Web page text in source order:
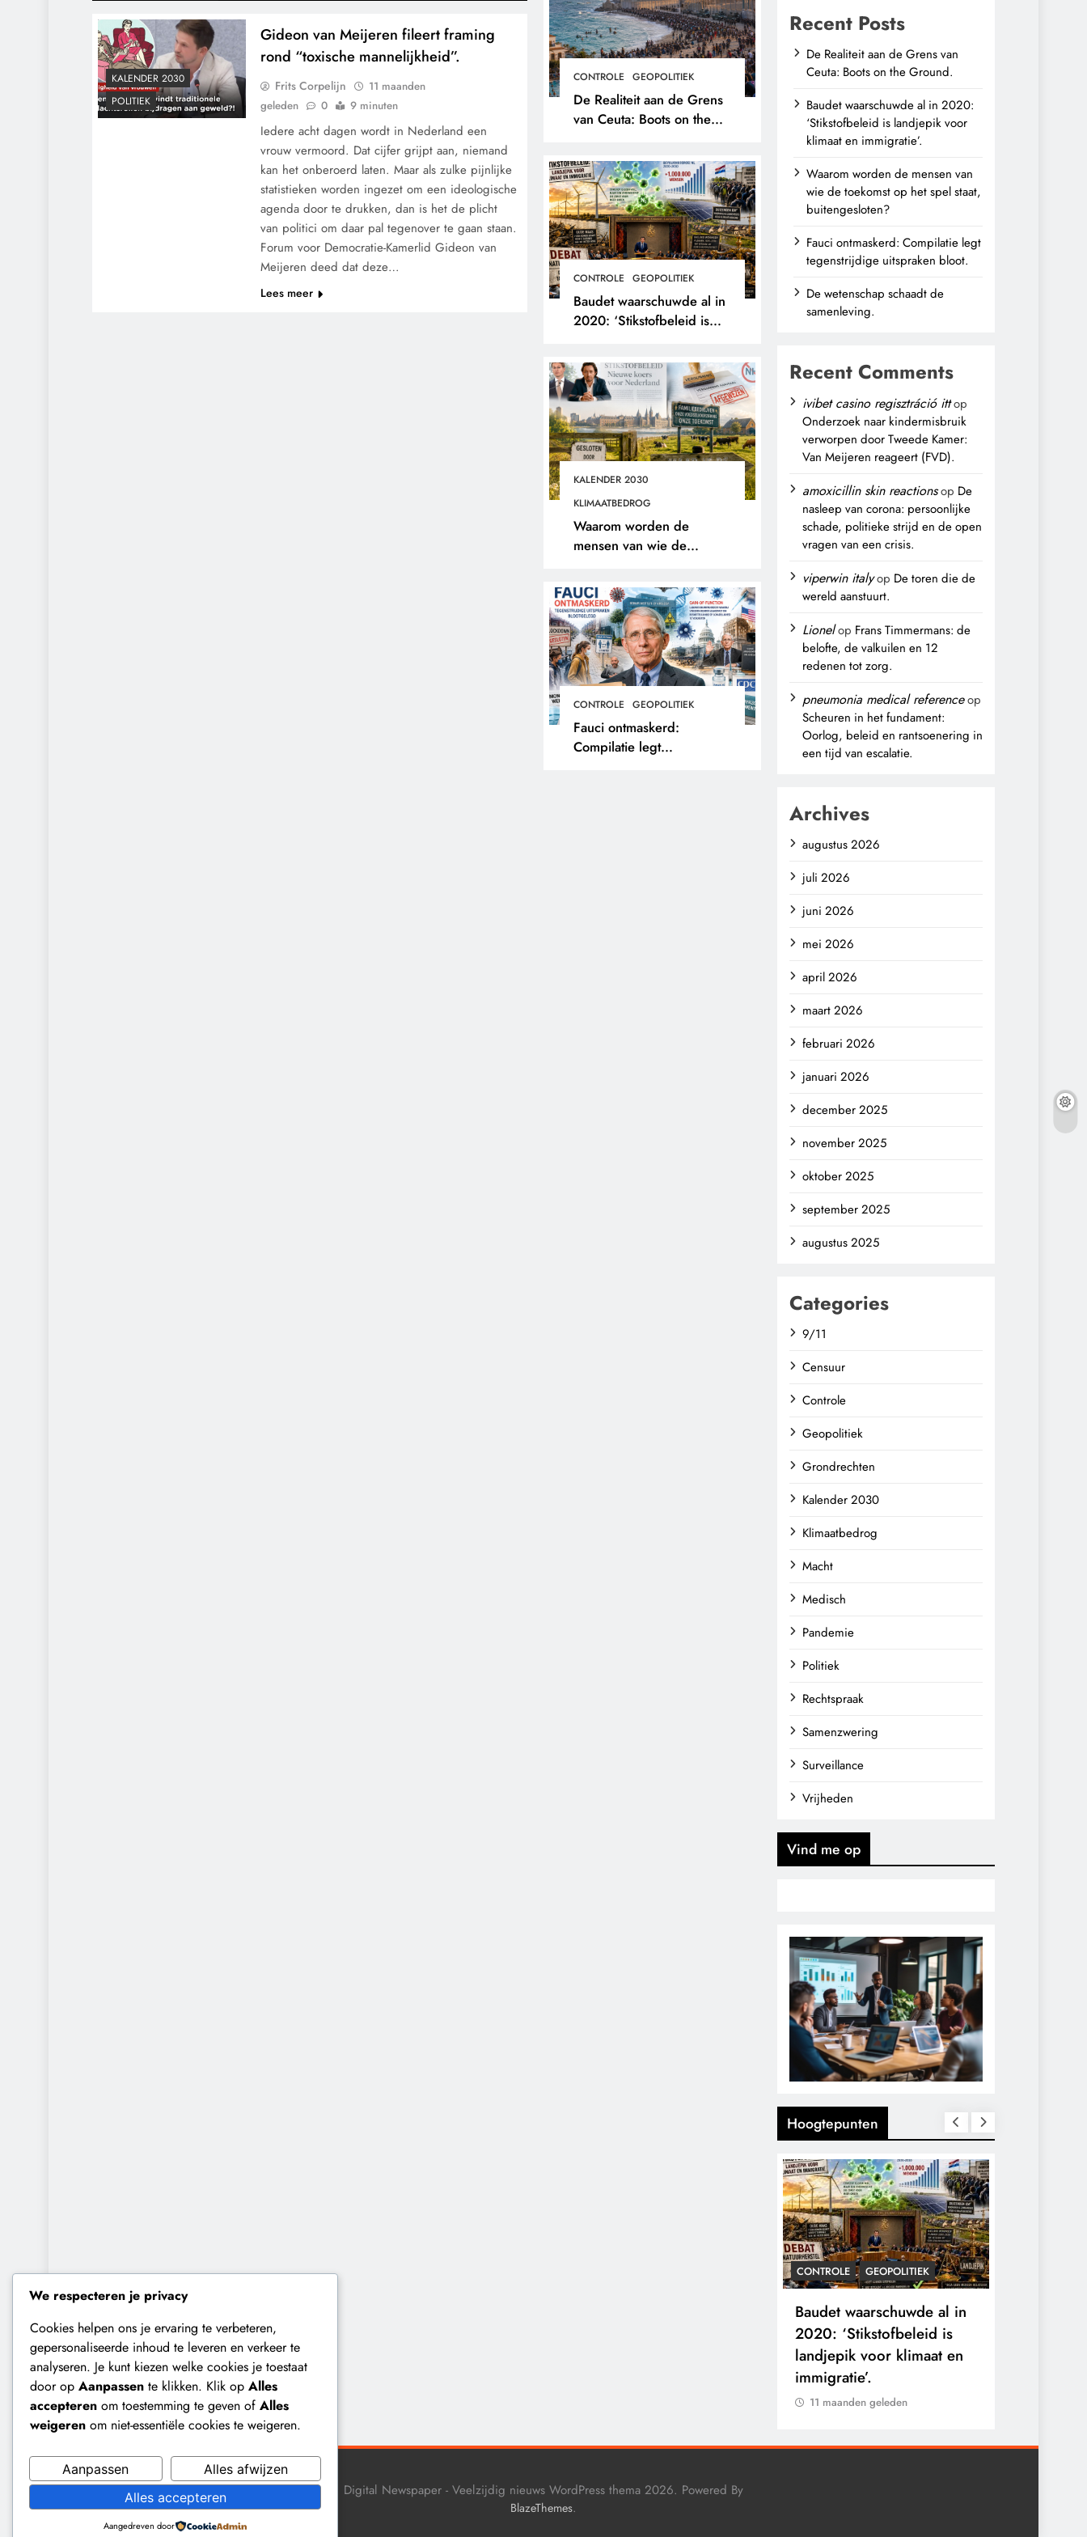
CONTROLE GEOPOLITIEK
De Realiteit aan de Grens
van Ceuta: Boots on the
CONTROLE GEOPOLITIEK
Baudet waarschuwde al in
2020: ‘Stikstofbeleid is
immigratie’.
KALENDER 2030
KLIMAATBEDROG
Waarom worden de
mensen van wie de
buitengesloten?
CONTROLE GEOPOLITIEK
Fauci ontmaskerd:
Compilatie legt
KALENDER 2030
POLITIEK
Gideon van Meijeren fileert framing
rond “toxische mannelijkheid”.
Frits Corpelijn
11 maanden
geleden
0 9 minuten
Iedere acht dagen wordt in Nederland een
vrouw vermoord. Dat cijfer grijpt aan, niemand
kan het onberoerd laten. Maar als zulke pijnlijke
statistieken worden ingezet om een ideologische
agenda door te drukken, dan is het de plicht
van politici om daar pal tegenover te gaan staan.
Forum voor Democratie-Kamerlid Gideon van
Meijeren deed dat deze…
Lees meer
Recent Posts
De Realiteit aan de Grens van
Ceuta: Boots on the Ground.
Baudet waarschuwde al in 2020:
‘Stikstofbeleid is landjepik voor
klimaat en immigratie’.
Waarom worden de mensen van
wie de toekomst op het spel staat,
buitengesloten?
Fauci ontmaskerd: Compilatie legt
tegenstrijdige uitspraken bloot.
De wetenschap schaadt de
samenleving.
Recent Comments
ivibet casino regisztráció ittop
Onderzoek naar kindermisbruik
verworpen door Tweede Kamer:
Van Meijeren reageert (FVD).
amoxicillin skin reactionsop De
nasleep van corona: persoonlijke
schade, politieke strijd en de open
vragen van een crisis.
viperwin italyop De toren die de
wereld aanstuurt.
Lionelop Frans Timmermans: de
belofte, de valkuilen en 12
redenen tot zorg.
pneumonia medical referenceop
Scheuren in het fundament:
Oorlog, beleid en rantsoenering in
een tijd van escalatie.
Archives
augustus 2026
juli 2026
juni 2026
mei 2026
april 2026
maart 2026
februari 2026
januari 2026
december 2025
november 2025
oktober 2025
september 2025
augustus 2025
Categories
9/11
Censuur
Controle
Geopolitiek
Grondrechten
Kalender 2030
Klimaatbedrog
Macht
Medisch
Pandemie
Politiek
Rechtspraak
Samenzwering
Surveillance
Vrijheden
Vind me op
Hoogtepunten
CONTROLE GEOPOLITIEK
Baudet waarschuwde al in
2020: ‘Stikstofbeleid is
landjepik voor klimaat en
immigratie’.
11 maanden geleden
Digital Newspaper - Veelzijdig nieuws WordPress thema 2026. Powered By
BlazeThemes.
We respecteren je privacy
Cookies helpen ons je ervaring te verbeteren,
gepersonaliseerde inhoud te leveren en verkeer te
analyseren. Je kunt kiezen welke cookies je toestaat
door op Aanpassen te klikken. Klik op Alles
accepteren om toestemming te geven of Alles
weigeren om niet-essentiële cookies te weigeren.
Aanpassen
Alles afwijzen
Alles accepteren
Aangedreven door